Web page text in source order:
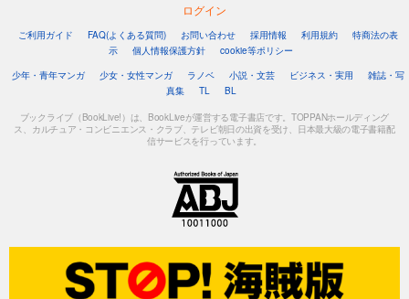
ログイン
ご利用ガイド FAQ(よくある質問) お問い合わせ 採用情報 利用規約
特商法の表
示
個人情報保護方針
cookie等ポリシー
少年・青年マンガ
少女・女性マンガ ラノベ 小説・文芸 ビジネス・実用
雑誌・写
真集
TL BL
ブックライブ（BookLive!）は、BookLiveが運営する電子書店です。TOPPANホールディング
ス、カルチュア・コンビニエンス・クラブ、テレビ朝日の出資を受け、日本最大級の電子書籍配
信サービスを行っています。